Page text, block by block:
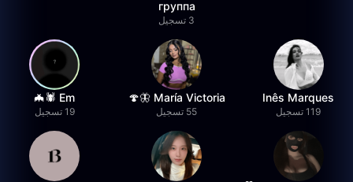
группа
3 تسجيل
Inês Marques
119 تسجيل
María Victoria 🦋🍄
55 تسجيل
Em 🕷️🦇
19 تسجيل